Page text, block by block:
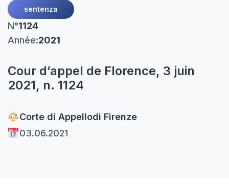
sentenza
N°1124
Année:2021
Cour d’appel de Florence, 3 juin
2021, n. 1124
Corte di Appellodi Firenze
03.06.2021